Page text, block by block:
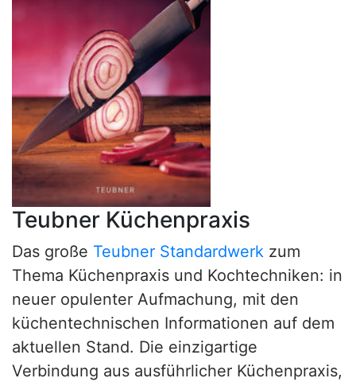
Teubner Küchenpraxis
Das große Teubner Standardwerk zum
Thema Küchenpraxis und Kochtechniken: in
neuer opulenter Aufmachung, mit den
küchentechnischen Informationen auf dem
aktuellen Stand. Die einzigartige
Verbindung aus ausführlicher Küchenpraxis,